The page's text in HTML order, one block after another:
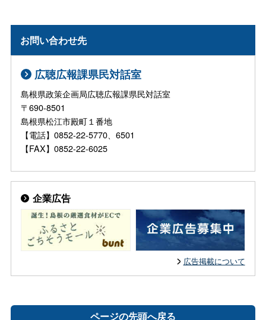
お問い合わせ先
広聴広報課県民対話室
島根県政策企画局広聴広報課県民対話室
〒690-8501
島根県松江市殿町１番地
【電話】0852-22-5770、6501
【FAX】0852-22-6025
企業広告
広告掲載について
ページの先頭へ戻る